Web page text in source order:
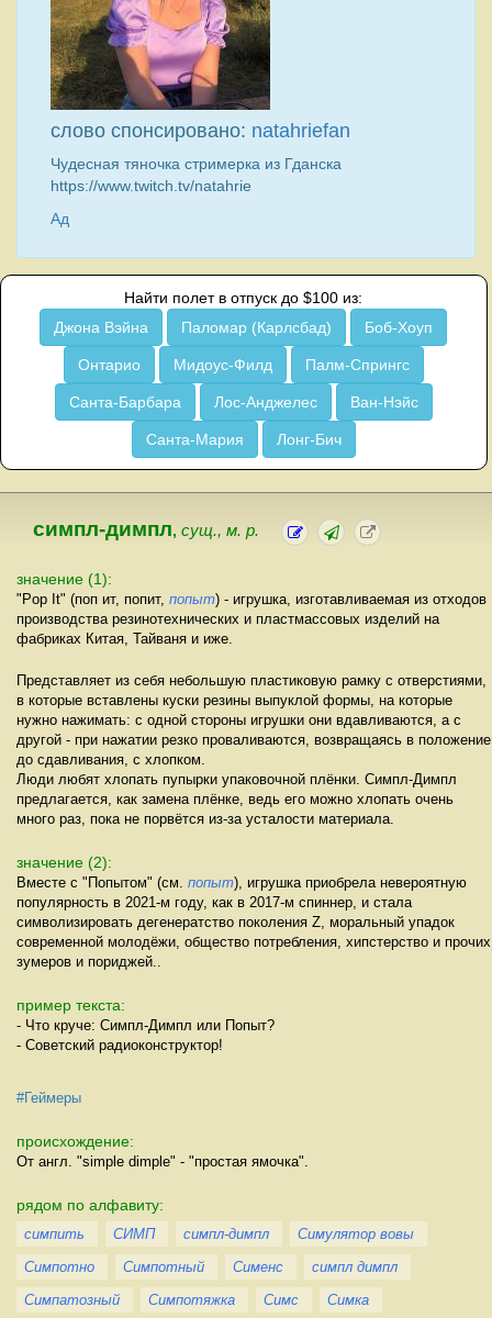
слово спонсировано: natahriefan
Чудесная тяночка стримерка из Гданска
https://www.twitch.tv/natahrie
Ад
Найти полет в отпуск до $100 из:
Джона Вэйна
Паломар (Карлсбад) Боб-Хоуп
Онтарио Мидоус-Филд Палм-Спрингс
Санта-Барбара Лос-Анджелес Ван-Нэйс
Санта-Мария Лонг-Бич
симпл-димпл, сущ., м. р.
значение (1):
"Pop It" (поп ит, попит, попыт) - игрушка, изготавливаемая из отходов
производства резинотехнических и пластмассовых изделий на
фабриках Китая, Тайваня и иже.
Представляет из себя небольшую пластиковую рамку с отверстиями,
в которые вставлены куски резины выпуклой формы, на которые
нужно нажимать: с одной стороны игрушки они вдавливаются, а с
другой - при нажатии резко проваливаются, возвращаясь в положение
до сдавливания, с хлопком.
Люди любят хлопать пупырки упаковочной плёнки. Симпл-Димпл
предлагается, как замена плёнке, ведь его можно хлопать очень
много раз, пока не порвётся из-за усталости материала.
значение (2):
Вместе с "Попытом" (см. попыт), игрушка приобрела невероятную
популярность в 2021-м году, как в 2017-м спиннер, и стала
символизировать дегенератство поколения Z, моральный упадок
современной молодёжи, общество потребления, хипстерство и прочих
зумеров и пориджей..
пример текста:
- Что круче: Симпл-Димпл или Попыт?
- Советский радиоконструктор!
#Геймеры
происхождение:
От англ. "simple dimple" - "простая ямочка".
рядом по алфавиту:
симпить СИМП симпл-димпл
Симулятор вовы
Симпотно
Симпотный Сименс
симпл димпл
Симпатозный
Симпотяжка Симс
Симка